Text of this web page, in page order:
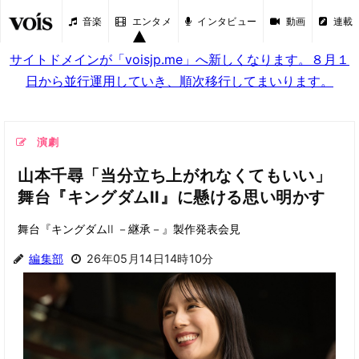
音楽 エンタメ インタビュー 動画 連載
サイトドメインが「voisjp.me」へ新しくなります。８月１
日から並行運用していき、順次移行してまいります。
演劇
山本千尋「当分立ち上がれなくてもいい」
舞台『キングダムII』に懸ける思い明かす
舞台『キングダムII －継承－』製作発表会見
編集部 26年05月14日14時10分